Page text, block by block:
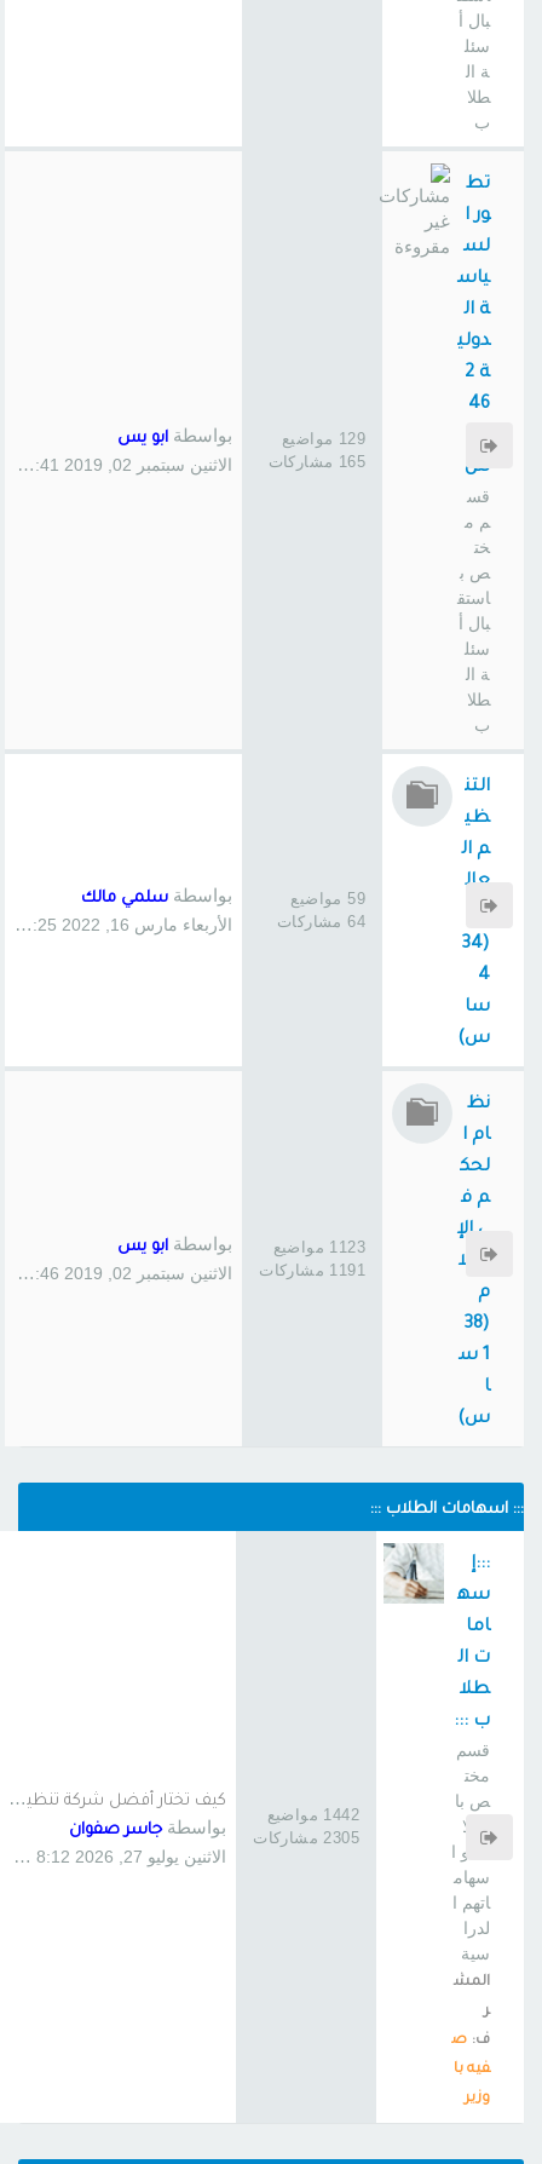
بال أ
سئل
ة ال
طلا
ب
تط
ور ا
لس
ياس
ة ال
دولي
ة 2
46
سا
س
قس
م م
خت
ص ب
استق
بال أ
سئل
ة ال
طلا
ب
129 مواضيع
165 مشاركات
بواسطة ابو يس
الاثنين سبتمبر 02, 2019 1:41 pm
التن
ظي
م ال
عال
مي
(34
4
سا
س)
59 مواضيع
64 مشاركات
بواسطة سلمي مالك
الأربعاء مارس 16, 2022 3:25 pm
نظ
ام ا
لحك
م ف
ي الإ
سلا
م
(38
1 س
ا
س)
1123 مواضيع
1191 مشاركات
بواسطة ابو يس
الاثنين سبتمبر 02, 2019 1:46 pm
::: اسهامات الطلاب :::
:::إ
سه
اما
ت ال
طلا
ب :::
قسم
مخت
ص با
لطلا
ب و ا
سهام
اتهم ا
لدرا
سية
المش
ر
ف: ص
فيه با
وزير
1442 مواضيع
2305 مشاركات
ك
يف تختار أفضل شركة تنظيف منا…
بواسطة جاسر صفوان
الاثنين يوليو 27, 2026 8:12 am